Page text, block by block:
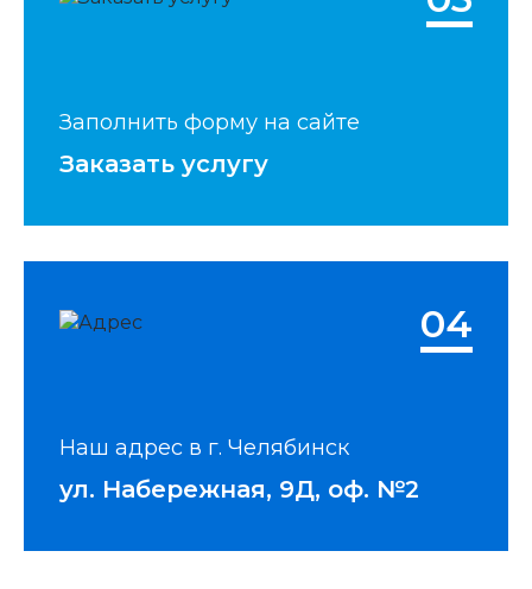
Заполнить форму на сайте
Заказать услугу
04
Наш адрес в г. Челябинск
ул. Набережная, 9Д, оф. №2